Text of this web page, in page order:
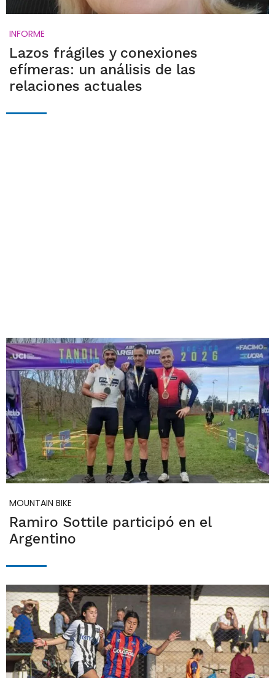
INFORME
Lazos frágiles y conexiones
efímeras: un análisis de las
relaciones actuales
MOUNTAIN BIKE
Ramiro Sottile participó en el
Argentino